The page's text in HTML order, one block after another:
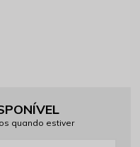
quando estiver